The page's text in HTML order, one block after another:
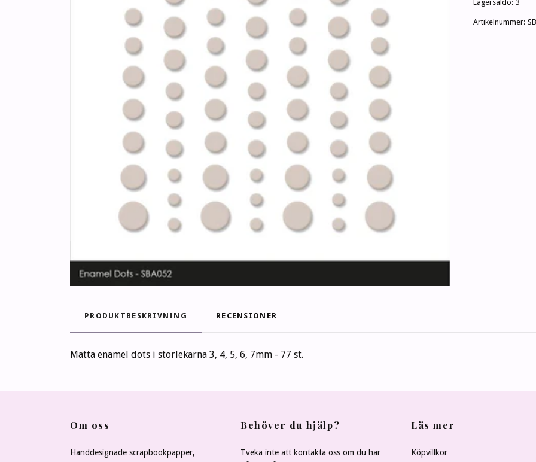
Lagersaldo: 3
Artikelnummer:
PRODUKTBESKRIVNING RECENSIONER
Matta enamel dots i storlekarna 3, 4, 5, 6, 7mm - 77 st.
Om oss
Handdesignade scrapbookpapper,
Behöver du hjälp?
Tveka inte att kontakta oss om du har
Läs mer
Köpvillkor